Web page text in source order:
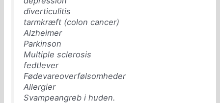
diverticulitis
tarmkræft (colon cancer)
Alzheimer
Parkinson
Multiple sclerosis
fedtlever
Fødevareoverfølsomheder
Allergier
Svampeangreb i huden.